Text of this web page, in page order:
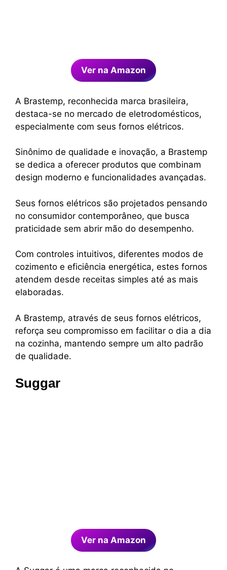
Ver na Amazon
A Brastemp, reconhecida marca brasileira,
destaca-se no mercado de eletrodomésticos,
especialmente com seus fornos elétricos.
Sinônimo de qualidade e inovação, a Brastemp
se dedica a oferecer produtos que combinam
design moderno e funcionalidades avançadas.
Seus fornos elétricos são projetados pensando
no consumidor contemporâneo, que busca
praticidade sem abrir mão do desempenho.
Com controles intuitivos, diferentes modos de
cozimento e eficiência energética, estes fornos
atendem desde receitas simples até as mais
elaboradas.
A Brastemp, através de seus fornos elétricos,
reforça seu compromisso em facilitar o dia a dia
na cozinha, mantendo sempre um alto padrão
de qualidade.
Suggar
Ver na Amazon